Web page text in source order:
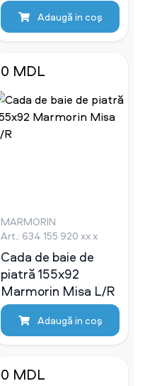
Adaugă in coş
0 MDL
MARMORIN
Art.: 634 155 920 хх х
Cada de baie de
piatră 155х92
Marmorin Misa L/R
Adaugă in coş
0 MDL